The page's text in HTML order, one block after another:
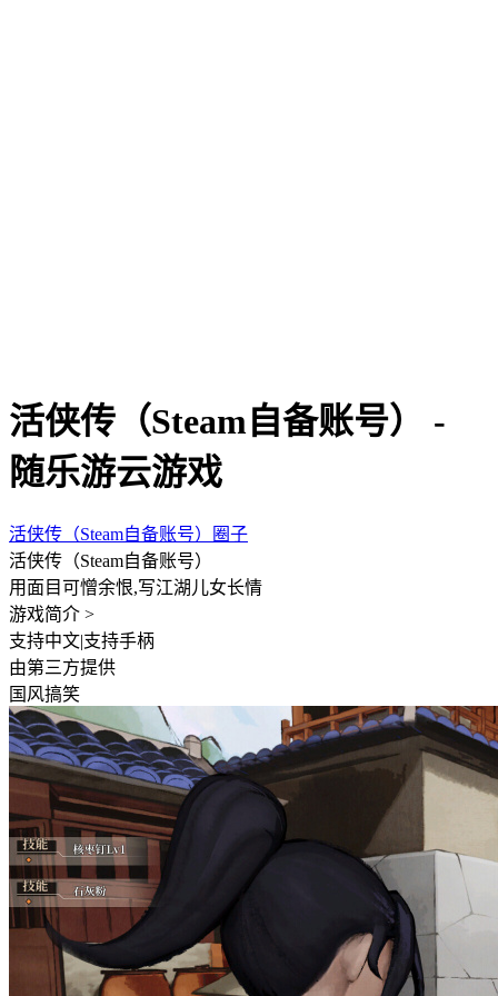
活侠传（Steam自备账号） -
随乐游云游戏
活侠传（Steam自备账号）圈子
活侠传（Steam自备账号）
用面目可憎余恨,写江湖儿女长情
游戏简介 >
支持中文|支持手柄
由第三方提供
国风搞笑